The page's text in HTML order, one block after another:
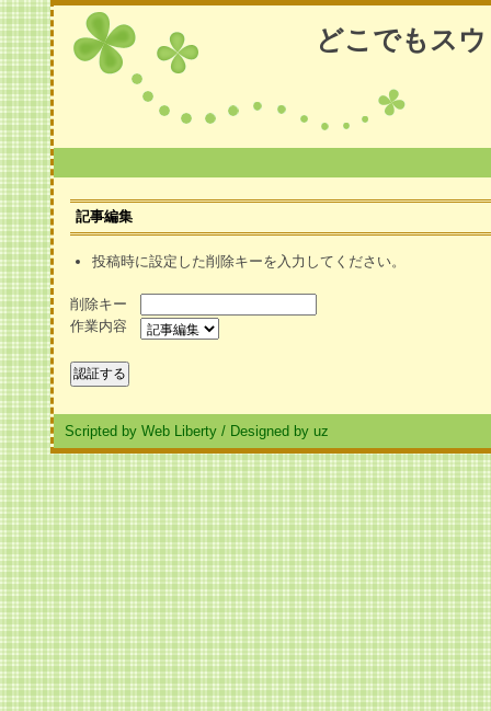
どこでもス
記事編集
投稿時に設定した削除キーを入力してください。
削除キー
作業内容
Scripted by Web Liberty / Designed by uz